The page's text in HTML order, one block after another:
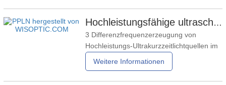
nichtlineare Verstärkungs- und
Kompressionsmethoden ein. Ein Teil der
Energie wird mittels einer
Hochleistungsfähige ultraschnelle Infrarotquellen im mittleren Wellenlängenbereich von 2–5 μm basierend auf einer Zweiwellenlängenquelle – Teil 9
3 Differenzfrequenzerzeugung von
Hochleistungs-Ultrakurzzeitlichtquellen im
Differenzfrequenzerzeugung von 2-5Mm
Weitere Informationen